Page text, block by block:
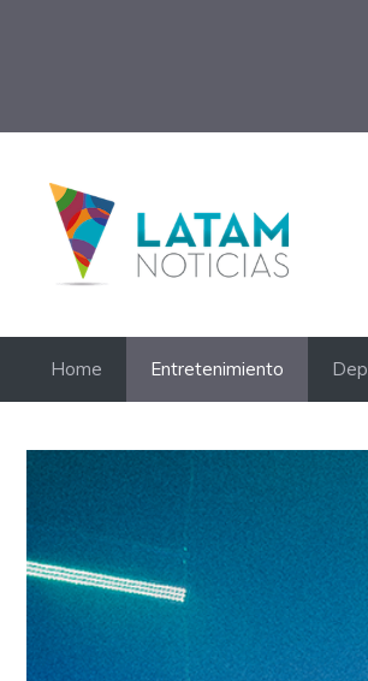
Home Entretenimiento